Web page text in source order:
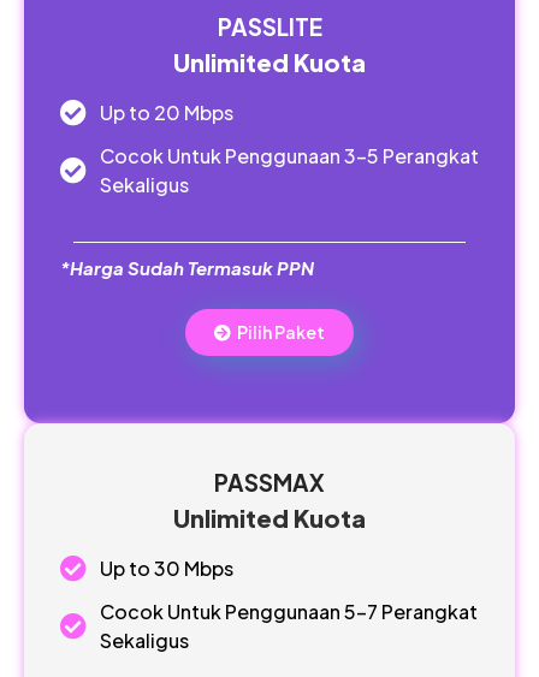
PASSLITE
Unlimited Kuota
Up to 20 Mbps
Cocok Untuk Penggunaan 3-5 Perangkat
Sekaligus
*Harga Sudah Termasuk PPN
Pilih Paket
PASSMAX
Unlimited Kuota
Up to 30 Mbps
Cocok Untuk Penggunaan 5-7 Perangkat
Sekaligus